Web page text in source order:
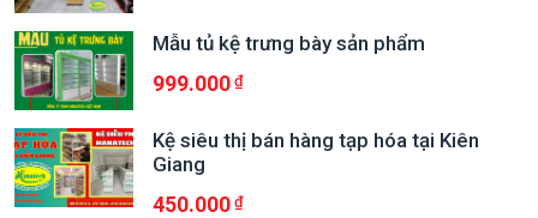
Mẫu tủ kệ trưng bày sản phẩm
999.000
Kệ siêu thị bán hàng tạp hóa tại Kiên
Giang
450.000